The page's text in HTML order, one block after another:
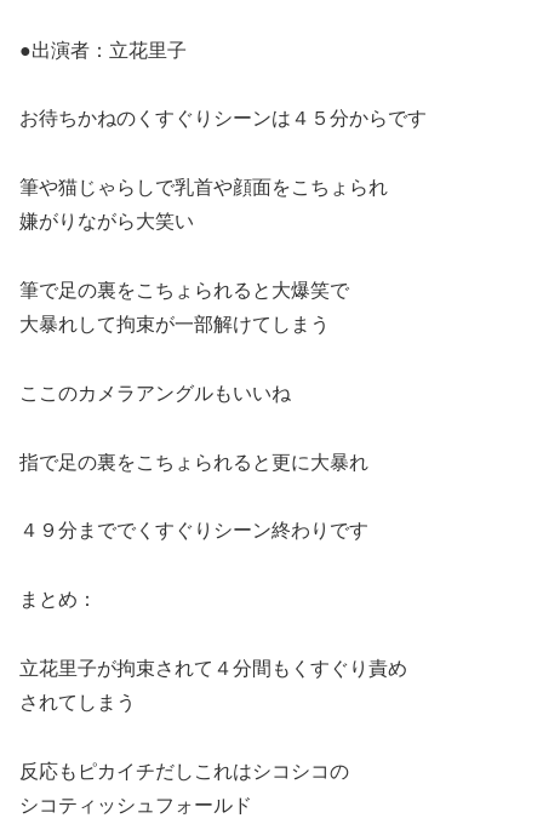
●出演者：立花里子
お待ちかねのくすぐりシーンは４５分からです
筆や猫じゃらしで乳首や顔面をこちょられ
嫌がりながら大笑い
筆で足の裏をこちょられると大爆笑で
大暴れして拘束が一部解けてしまう
ここのカメラアングルもいいね
指で足の裏をこちょられると更に大暴れ
４９分まででくすぐりシーン終わりです
まとめ：
立花里子が拘束されて４分間もくすぐり責め
されてしまう
反応もピカイチだしこれはシコシコの
シコティッシュフォールド